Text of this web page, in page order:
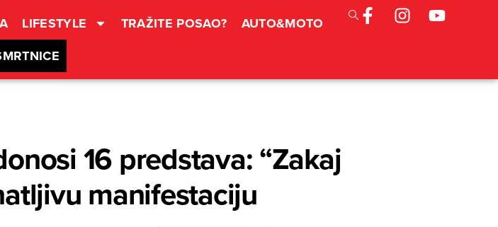
LIFESTYLE TRAŽITE POSAO?
AUTO&MOTO
16 predstava: “Zakaj
manifestaciju